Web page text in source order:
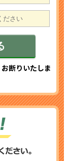
断りいたしま